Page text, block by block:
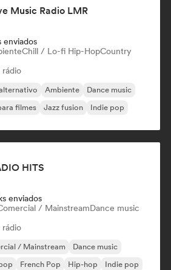
Music Radio LMR
enviados
Chill / Lo-fi Hip-HopCountry
rádio
Ambiente
Dance music
filmes Jazz fusion Indie pop
HITS
enviados
/ MainstreamDance music
rádio
/ Mainstream
Dance music
French Pop Hip-hop Indie pop